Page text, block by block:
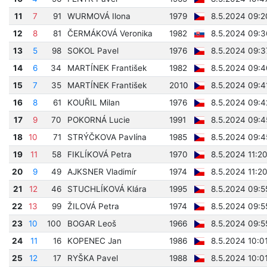
11
7 91 WURMOVÁ Ilona 1979
8.5.2024
12
8 81 ČERMÁKOVÁ Veronika 1982
8.5.2024
13
5 98 SOKOL Pavel 1976
8.5.2024
14
6 34 MARTÍNEK František 1982
8.5.2024
15
7 35 MARTÍNEK František 2010
8.5.2024
16
8 61 KOUŘIL Milan 1976
8.5.2024
17
9 70 POKORNÁ Lucie 1991
8.5.2024
18
10 71 STRÝČKOVA Pavlína 1985
8.5.2024
19
11 58 FIKLÍKOVÁ Petra 1970
8.5.2024
20
9 49 AJKSNER Vladimír 1974
8.5.2024
21
12 46 STUCHLÍKOVÁ Klára 1995
8.5.2024
22
13 99 ŽILOVÁ Petra 1974
8.5.2024
23
10 100 BOGAR Leoš 1966
8.5.2024
24
11 16 KOPENEC Jan 1986
8.5.2024
25
12 17 RYŠKA Pavel 1988 8.5.2024